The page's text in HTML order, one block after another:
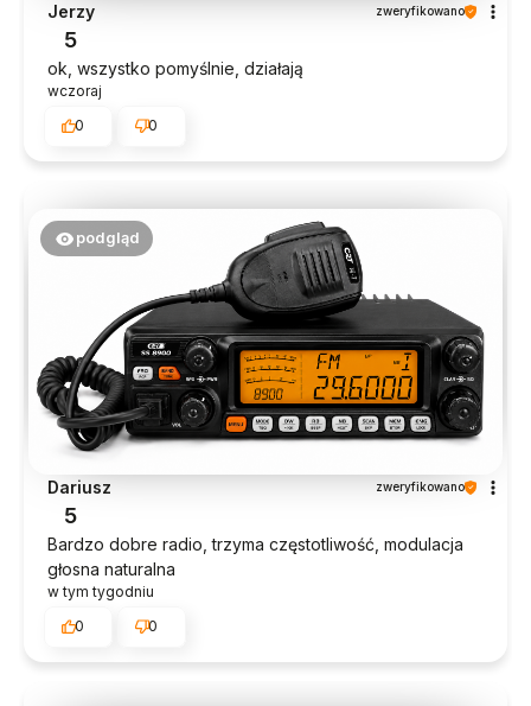
Jerzy zweryfikowano
5
ok, wszystko pomyślnie, działają
wczoraj
0
0
podgląd
Dariusz zweryfikowano
5
Bardzo dobre radio, trzyma częstotliwość, modulacja
głosna naturalna
w tym tygodniu
0
0